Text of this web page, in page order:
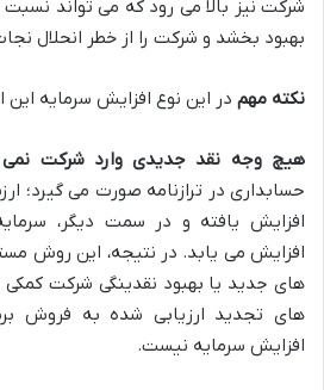
شرکت نیز بالا می رود که می تواند نسبت
بهبود بخشد و شرکت را از خطر انحلال
نکته مهم در این نوع افزایش سرمایه
هیچ وجه نقد جدیدی وارد شرکت
حسابداری در ترازنامه صورت می گیرد؛
افزایش یافته و در سمت دیگر،
افزایش می یابد. در نتیجه، این روش
های جدید یا بهبود نقدینگی شرکت کمکی
های تجدید ارزیابی شده به فروش
افزایش سرمایه نیست.